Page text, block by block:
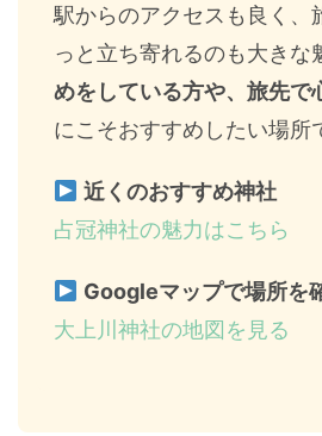
駅からのアクセスも良く、
っと立ち寄れるのも大きな
めをしている方や、旅先で
にこそおすすめしたい場所
近くのおすすめ神社
占冠神社の魅力はこちら
Googleマップで場所を
大上川神社の地図を見る